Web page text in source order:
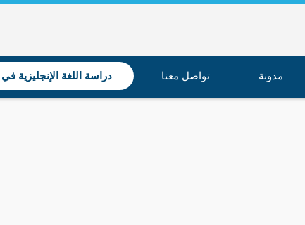
مدونة تواصل معنا دراسة اللغة الإنجليزية